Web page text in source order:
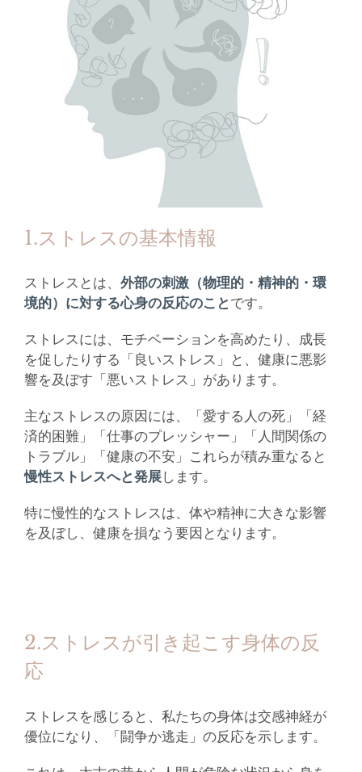
1.ストレスの基本情報
ストレスとは、 外部の刺激（物理的・精神的・環
境的）に対する心身の反応のこと です。
ストレスには、モチベーションを高めたり、成長
を促したりする「良いストレス」と、健康に悪影
響を及ぼす「悪いストレス」があります。
主なストレスの原因には、「愛する人の死」「経
済的困難」「仕事のプレッシャー」「人間関係の
トラブル」「健康の不安」これらが積み重なると
慢性ストレスへと発展します。
特に慢性的なストレスは、体や精神に大きな影響
を及ぼし、健康を損なう要因となります。
2.ストレスが引き起こす身体の反
応
ストレスを感じると、私たちの身体は交感神経が
優位になり、「闘争か逃走」の反応を示します。